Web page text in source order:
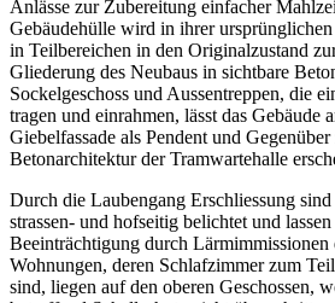
Anlässe zur Zubereitung einfacher
Gebäudehülle wird in ihrer
in Teilbereichen in den Originalzustand
Gliederung des Neubaus in sichtbare
Sockelgeschoss und Aussentreppen, die
tragen und einrahmen, lässt das Gebäude
Giebelfassade als Pendent und
Betonarchitektur der Tramwartehalle
Durch die Laubengang Erschliessung
strassen- und hofseitig belichtet und
Beeinträchtigung durch Lärmimmissionen
Wohnungen, deren Schlafzimmer zum
sind, liegen auf den oberen Geschossen,